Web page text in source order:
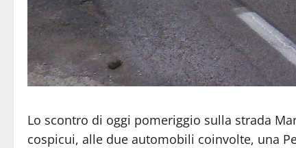
Lo scontro di oggi pomeriggio sulla strada
cospicui, alle due automobili coinvolte, una